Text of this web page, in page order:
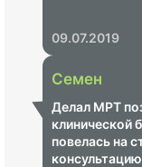
09.07.2019
Семен
Делал МРТ
клинической
повелась на